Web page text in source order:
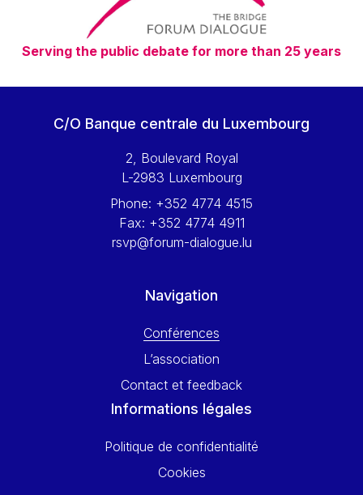
Vassilios Skouris
Vítor Manuel da Silva Caldeira
Viviane Reding
Walter Hagg
Wolfgang Ketterle
Yossi Beillin
Yves FRANCHET
Serving the public debate for more than 25 years
C/O Banque centrale du Luxembourg
2, Boulevard Royal
L-2983 Luxembourg
Phone: +352 4774 4515
Fax: +352 4774 4911
rsvp@forum-dialogue.lu
Navigation
Conférences
L’association
Contact et feedback
Informations légales
Politique de confidentialité
Cookies